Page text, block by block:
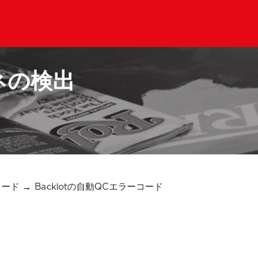
の検出
ド Backlotの自動QCエラーコード